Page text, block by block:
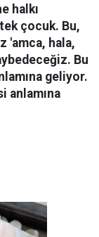
halkı
çocuk. Bu,
'amca, hala,
Bu
geliyor.
anlamına